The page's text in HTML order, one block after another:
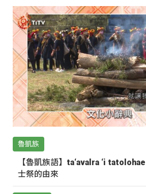
魯凱族
【魯凱族語】ta‘avalra ‘i
士祭的由來